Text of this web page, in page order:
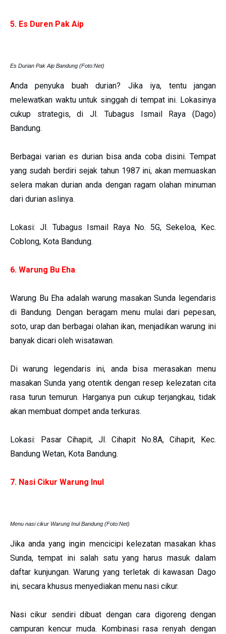
5. Es Duren Pak Aip
Es Durian Pak Aip Bandung (Foto:Net)
Anda penyuka buah durian? Jika iya, tentu jangan
melewatkan waktu untuk singgah di tempat ini. Lokasinya
cukup strategis, di Jl. Tubagus Ismail Raya (Dago)
Bandung.
Berbagai varian es durian bisa anda coba disini. Tempat
yang sudah berdiri sejak tahun 1987 ini, akan memuaskan
selera makan durian anda dengan ragam olahan minuman
dari durian aslinya.
Lokasi: Jl. Tubagus Ismail Raya No. 5G, Sekeloa, Kec.
Coblong, Kota Bandung.
6. Warung Bu Eha
Warung Bu Eha adalah warung masakan Sunda legendaris
di Bandung. Dengan beragam menu mulai dari pepesan,
soto, urap dan berbagai olahan ikan, menjadikan warung ini
banyak dicari oleh wisatawan.
Di warung legendaris ini, anda bisa merasakan menu
masakan Sunda yang otentik dengan resep kelezatan cita
rasa turun temurun. Harganya pun cukup terjangkau, tidak
akan membuat dompet anda terkuras.
Lokasi: Pasar Cihapit, Jl. Cihapit No.8A, Cihapit, Kec.
Bandung Wetan, Kota Bandung.
7. Nasi Cikur Warung Inul
Menu nasi cikur Warung Inul Bandung (Foto:Net)
Jika anda yang ingin mencicipi kelezatan masakan khas
Sunda, tempat ini salah satu yang harus masuk dalam
daftar kunjungan. Warung yang terletak di kawasan Dago
ini, secara khusus menyediakan menu nasi cikur.
Nasi cikur sendiri dibuat dengan cara digoreng dengan
campuran kencur muda. Kombinasi rasa renyah dengan